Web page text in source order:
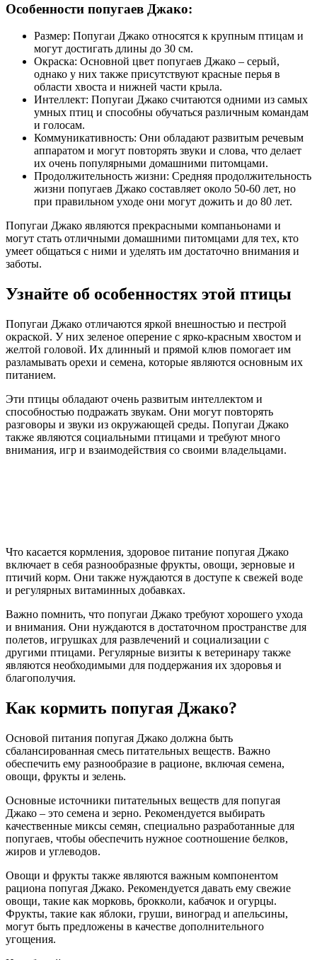
Особенности попугаев Джако:
Размер: Попугаи Джако относятся к крупным птицам и
могут достигать длины до 30 см.
Окраска: Основной цвет попугаев Джако – серый,
однако у них также присутствуют красные перья в
области хвоста и нижней части крыла.
Интеллект: Попугаи Джако считаются одними из самых
умных птиц и способны обучаться различным командам
и голосам.
Коммуникативность: Они обладают развитым речевым
аппаратом и могут повторять звуки и слова, что делает
их очень популярными домашними питомцами.
Продолжительность жизни: Средняя продолжительность
жизни попугаев Джако составляет около 50-60 лет, но
при правильном уходе они могут дожить и до 80 лет.
Попугаи Джако являются прекрасными компаньонами и
могут стать отличными домашними питомцами для тех, кто
умеет общаться с ними и уделять им достаточно внимания и
заботы.
Узнайте об особенностях этой птицы
Попугаи Джако отличаются яркой внешностью и пестрой
окраской. У них зеленое оперение с ярко-красным хвостом и
желтой головой. Их длинный и прямой клюв помогает им
разламывать орехи и семена, которые являются основным их
питанием.
Эти птицы обладают очень развитым интеллектом и
способностью подражать звукам. Они могут повторять
разговоры и звуки из окружающей среды. Попугаи Джако
также являются социальными птицами и требуют много
внимания, игр и взаимодействия со своими владельцами.
Что касается кормления, здоровое питание попугая Джако
включает в себя разнообразные фрукты, овощи, зерновые и
птичий корм. Они также нуждаются в доступе к свежей воде
и регулярных витаминных добавках.
Важно помнить, что попугаи Джако требуют хорошего ухода
и внимания. Они нуждаются в достаточном пространстве для
полетов, игрушках для развлечений и социализации с
другими птицами. Регулярные визиты к ветеринару также
являются необходимыми для поддержания их здоровья и
благополучия.
Как кормить попугая Джако?
Основой питания попугая Джако должна быть
сбалансированная смесь питательных веществ. Важно
обеспечить ему разнообразие в рационе, включая семена,
овощи, фрукты и зелень.
Основные источники питательных веществ для попугая
Джако – это семена и зерно. Рекомендуется выбирать
качественные миксы семян, специально разработанные для
попугаев, чтобы обеспечить нужное соотношение белков,
жиров и углеводов.
Овощи и фрукты также являются важным компонентом
рациона попугая Джако. Рекомендуется давать ему свежие
овощи, такие как морковь, брокколи, кабачок и огурцы.
Фрукты, такие как яблоки, груши, виноград и апельсины,
могут быть предложены в качестве дополнительного
угощения.